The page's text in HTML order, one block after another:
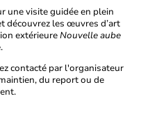
une visite guidée en plein
découvrez les œuvres d’art
extérieureNouvelle aube
contacté par l'organisateur
du report ou de